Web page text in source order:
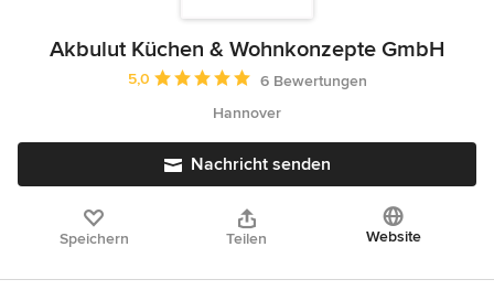
Akbulut Küchen & Wohnkonzepte GmbH
Durchschnittliche Bewertung: 5 von 5 Sternen
5,0
6 Bewertungen
Hannover
Nachricht senden
Speichern Teilen Website